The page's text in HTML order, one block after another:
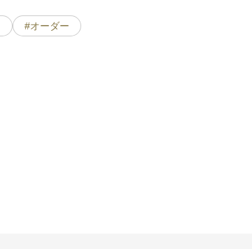
#オーダー